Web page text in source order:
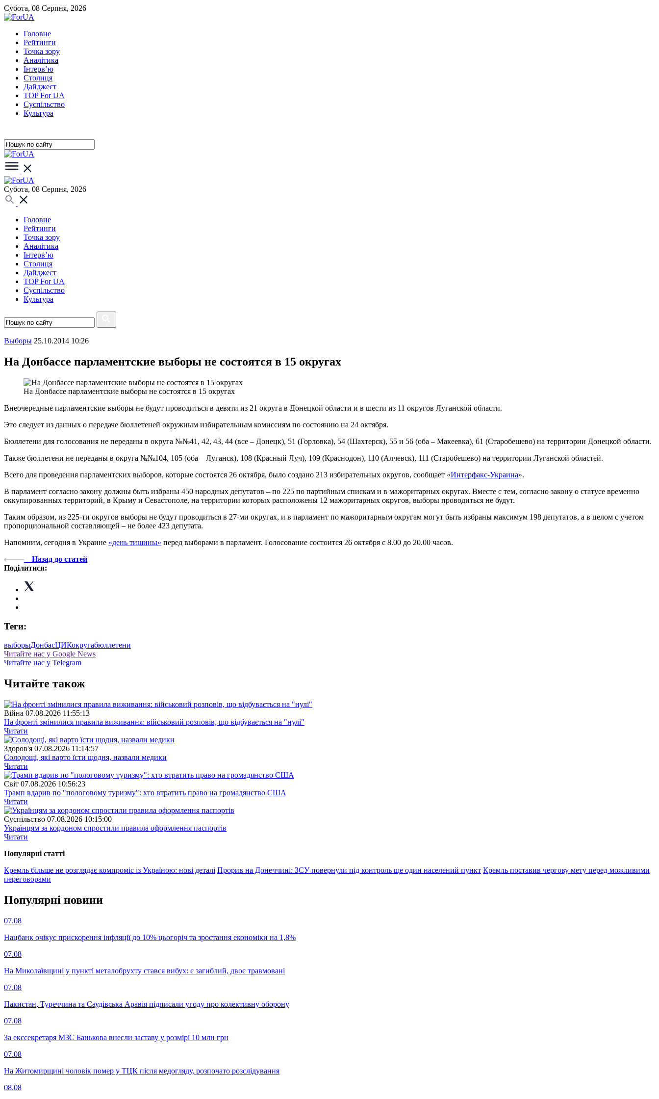
Субота, 08 Серпня, 2026
Головне
Рейтинги
Точка зору
Аналітика
Інтерв’ю
Столиця
Дайджест
TOP For UA
Суспiльство
Культура
Субота, 08 Серпня, 2026
Головне
Рейтинги
Точка зору
Аналітика
Інтерв’ю
Столиця
Дайджест
TOP For UA
Суспiльство
Культура
Выборы 25.10.2014 10:26
На Донбассе парламентские выборы не состоятся в 15 округах
На Донбассе парламентские выборы не состоятся в 15 округах
Внеочередные парламентские выборы не будут проводиться в девяти из 21 округа в Донецкой области и в шести из 11 округов Луганской области.
Это следует из данных о передаче бюллетеней окружным избирательным комиссиям по состоянию на 24 октября.
Бюллетени для голосования не переданы в округа №№41, 42, 43, 44 (все – Донецк), 51 (Горловка), 54 (Шахтерск), 55 и 56 (оба – Макеевка), 61 (Старобешево) на территории Донецкой области.
Также бюллетени не переданы в округа №№104, 105 (оба – Луганск), 108 (Красный Луч), 109 (Краснодон), 110 (Алчевск), 111 (Старобешево) на территории Луганской областей.
Всего для проведения парламентских выборов, которые состоятся 26 октября, было создано 213 избирательных округов, сообщает «Интерфакс-Украина».
В парламент согласно закону должны быть избраны 450 народных депутатов – по 225 по партийным спискам и в мажоритарных округах. Вместе с тем, согласно закону о статусе временно
оккупированных территорий, в Крыму и Севастополе, на территории которых расположены 12 мажоритарных округов, выборы проводиться не будут.
Таким образом, из 225-ти округов выборы не будут проводиться в 27-ми округах, и в парламент по мажоритарным округам могут быть избраны максимум 198 депутатов, а в целом с учетом
пропорциональной составляющей – не более 423 депутата.
Напомним, сегодня в Украине «день тишины» перед выборами в парламент. Голосование состоится 26 октября с 8.00 до 20.00 часов.
Назад до статей
Поділитися:
Теги:
выборыДонбасЦИКокругабюллетени
Читайте нас у Google News
Читайте нас у Telegram
Читайте також
Війна 07.08.2026 11:55:13
На фронті змінилися правила виживання: військовий розповів, що відбувається на "нулі"
Читати
Здоров'я 07.08.2026 11:14:57
Солодощі, які варто їсти щодня, назвали медики
Читати
Свiт 07.08.2026 10:56:23
Трамп вдарив по "пологовому туризму": хто втратить право на громадянство США
Читати
Суспiльство 07.08.2026 10:15:00
Українцям за кордоном спростили правила оформлення паспортів
Читати
Популярнi статтi
Кремль більше не розглядає компроміс із Україною: нові деталі Прорив на Донеччині: ЗСУ повернули під контроль ще один населений пункт Кремль поставив чергову мету перед можливими
переговорами
Популярнi новини
07.08
Нацбанк очікує прискорення інфляції до 10% цьогоріч та зростання економіки на 1,8%
07.08
На Миколаївщині у пункті металобрухту стався вибух: є загиблий, двоє травмовані
07.08
Пакистан, Туреччина та Саудівська Аравія підписали угоду про колективну оборону
07.08
За екссекретаря МЗС Банькова внесли заставу у розмірі 10 млн грн
07.08
На Житомирщині чоловік помер у ТЦК після медогляду, розпочато розслідування
08.08